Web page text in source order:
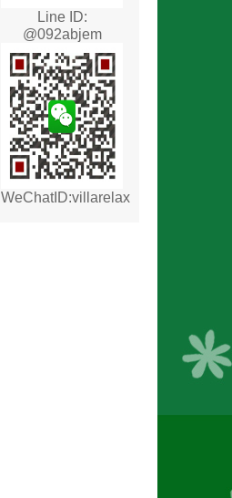
Line ID:
@092abjem
WeChatID:villarelax